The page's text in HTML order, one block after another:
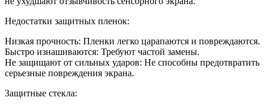
Недостатки защитных пленок:
Низкая прочность: Пленки легко царапаются и повреждаются.
Быстро изнашиваются: Требуют частой замены.
Не защищают от сильных ударов: Не способны предотвратить
серьезные повреждения экрана.
Защитные стекла: